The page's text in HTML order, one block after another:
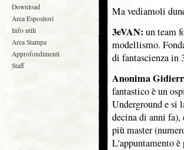
Download
Area Espositori
Info utili
Area Stampa
Approfondimenti
Staff
Ma vediamoli
3eVAN: un team
modellismo.
di fantascienza in
Anonima
fantastico è un
Underground e si
decina di anni
più master
L'appuntamento è